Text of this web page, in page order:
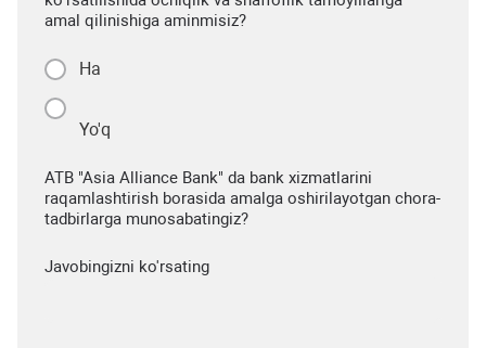
amal qilinishiga aminmisiz?
Ha
Yo'q
ATB "Asia Alliance Bank" da bank xizmatlarini
raqamlashtirish borasida amalga oshirilayotgan chora-
tadbirlarga munosabatingiz?
Javobingizni ko'rsating